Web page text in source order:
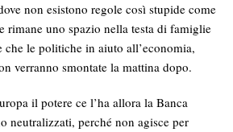
non esistono regole così stupide come
rimane uno spazio nella testa di famiglie
che le politiche in aiuto all’economia,
verranno smontate la mattina dopo.
il potere ce l’ha allora la Banca
neutralizzati, perché non agisce per